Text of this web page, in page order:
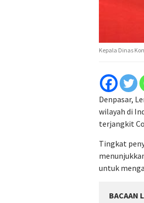
Kepala Dinas
Denpasar,
wilayah di
terjangkit
Tingkat
untuk
BACAAN